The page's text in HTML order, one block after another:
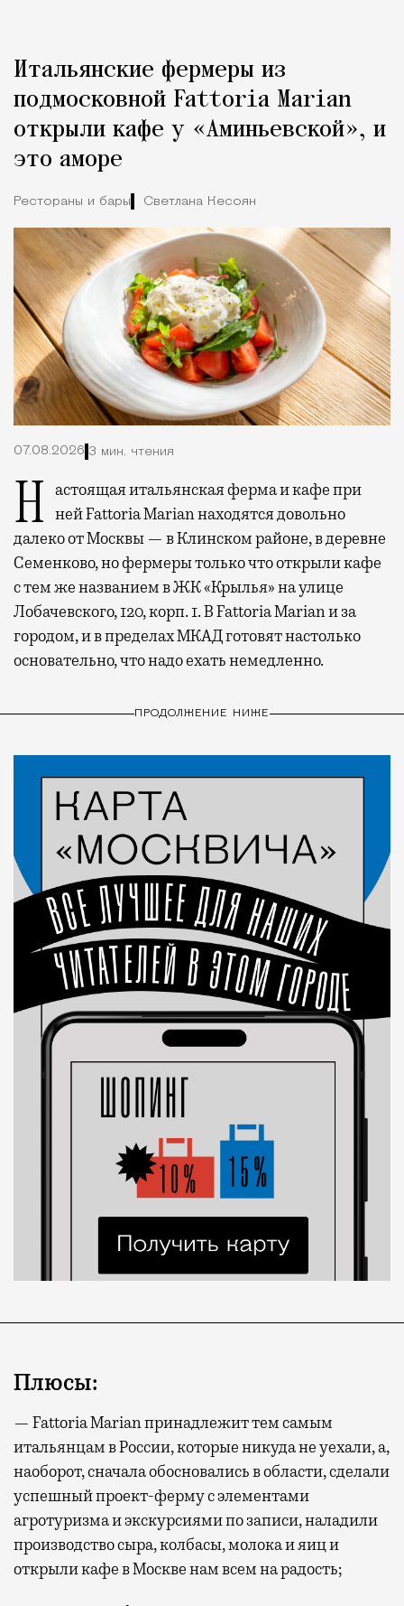
Город
Итальянские фермеры из
подмосковной Fattoria Marian
открыли кафе у «Аминьевской», и
это аморе
Рестораны и бары Светлана Кесоян
07.08.2026 3 мин. чтения
Настоящая итальянская ферма и кафе при ней Fattoria Marian находятся довольно
далеко от Москвы — в Клинском районе, в деревне
Семенково, но фермеры только что открыли кафе
с тем же названием в ЖК «Крылья» на улице
Лобачевского, 120, корп. 1. В Fattoria Marian и за
городом, и в пределах МКАД готовят настолько
основательно, что надо ехать немедленно.
ПРОДОЛЖЕНИЕ НИЖЕ
Плюсы:
— Fattoria Marian принадлежит тем самым
итальянцам в России, которые никуда не уехали, а,
наоборот, сначала обосновались в области, сделали
успешный проект-ферму с элементами
агротуризма и экскурсиями по записи, наладили
производство сыра, колбасы, молока и яиц и
открыли кафе в Москве нам всем на радость;